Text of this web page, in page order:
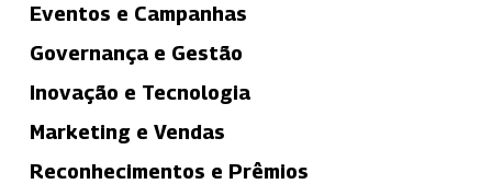
Eventos e Campanhas
Governança e Gestão
Inovação e Tecnologia
Marketing e Vendas
Reconhecimentos e Prêmios